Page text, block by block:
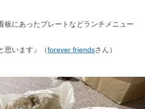
板にあったプレートなどランチメニュー
思います』（forever friendsさん）